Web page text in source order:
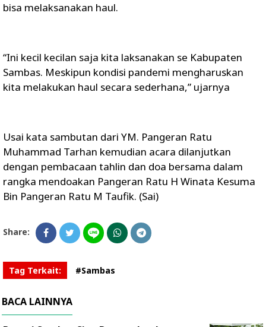
bisa melaksanakan haul.
“Ini kecil kecilan saja kita laksanakan se Kabupaten
Sambas. Meskipun kondisi pandemi mengharuskan
kita melakukan haul secara sederhana,” ujarnya
Usai kata sambutan dari YM. Pangeran Ratu
Muhammad Tarhan kemudian acara dilanjutkan
dengan pembacaan tahlin dan doa bersama dalam
rangka mendoakan Pangeran Ratu H Winata Kesuma
Bin Pangeran Ratu M Taufik. (Sai)
Share:
Tag Terkait: #Sambas
BACA LAINNYA